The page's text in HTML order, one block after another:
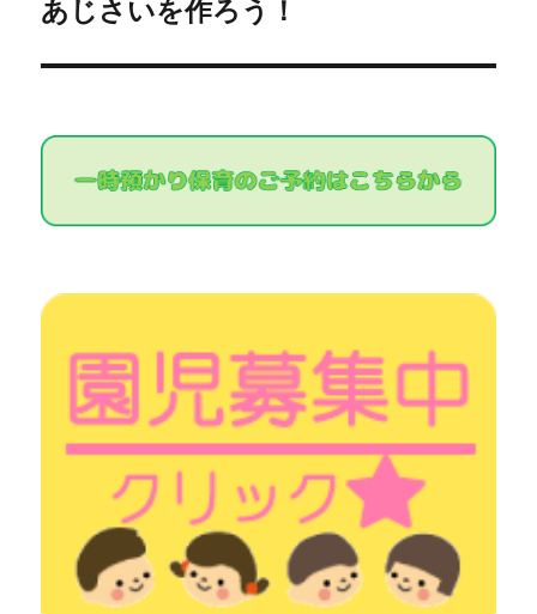
ゲ
ー
ョ
ン
次
投
あじさいを作ろう！